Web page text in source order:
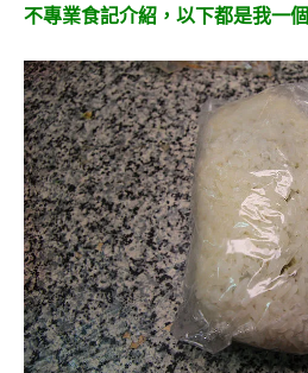
不專業食記介紹，以下都是我一